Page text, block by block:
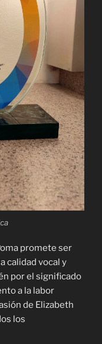
promete ser
calidad vocal y
por el significado
a la labor
de Elizabeth
los